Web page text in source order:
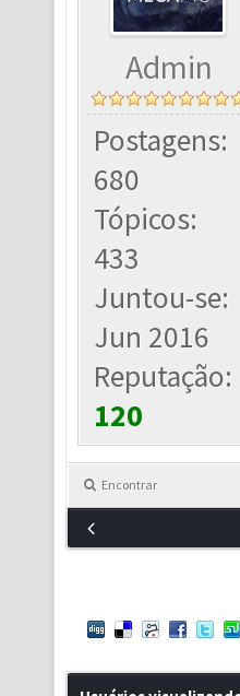
Admin
Postagens:
680
Tópicos:
433
Juntou-se:
Jun 2016
Reputação:
120
Encontrar